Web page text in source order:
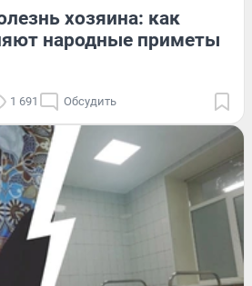
хозяина: как
народные приметы
1 691 Обсудить